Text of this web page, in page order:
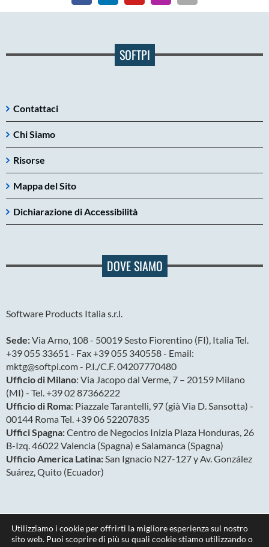
SOFTPI
Contattaci
Chi Siamo
Risorse
Mappa del Sito
Dichiarazione di Accessibilità
DOVE SIAMO
Software Products Italia s.r.l.
Sede:Via Arno, 108 - 50019 Sesto Fiorentino (FI), Italia Tel.
+39 055 33651 - Fax +39 055 340558 - Email:
mktg@softpi.com - P.I./C.F. 04207770480
Ufficio di Milano: Via Jacopo dal Verme, 7 – 20159 Milano
(MI) - Tel. +39 02 87366222
Ufficio di Roma: Piazzale Tarantelli, 97 (già Via D. Sansotta) -
00144 Roma Tel. +39 06 52207835
Uffici Spagna:Centro de Negocios Inizia Plaza Honduras, 26
B-Izq. 46022 Valencia (Spagna) e Salamanca (Spagna)
Ufficio America Latina:San Ignacio N27-127 y Av. González
Suárez, Quito (Ecuador)
Utilizziamo i cookie per offrirti la migliore esperienza sul nostro
sito web. Puoi scoprire di più su quali cookie stiamo utilizzando o